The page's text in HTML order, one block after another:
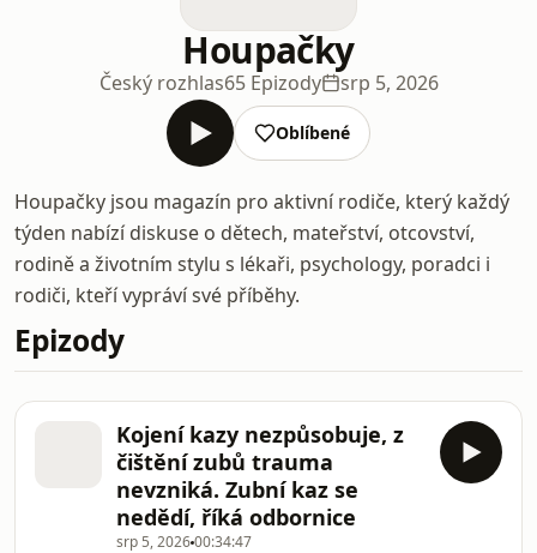
Houpačky
Český rozhlas65 Epizody srp 5, 2026
Oblíbené
Houpačky jsou magazín pro aktivní rodiče, který každý
týden nabízí diskuse o dětech, mateřství, otcovství,
rodině a životním stylu s lékaři, psychology, poradci i
rodiči, kteří vypráví své příběhy.
Epizody
Kojení kazy nezpůsobuje, z
čištění zubů trauma
nevzniká. Zubní kaz se
nedědí, říká odbornice
srp 5, 202600:34:47